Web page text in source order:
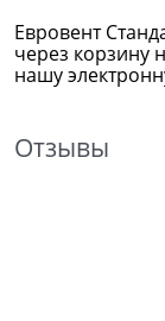
Евровент
через корзину
нашу
Отзывы